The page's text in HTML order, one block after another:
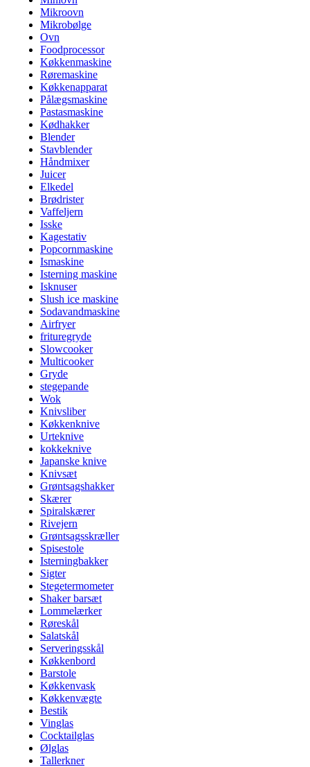
Mikroovn
Mikrobølge
Ovn
Foodprocessor
Køkkenmaskine
Røremaskine
Køkkenapparat
Pålægsmaskine
Pastasmaskine
Kødhakker
Blender
Stavblender
Håndmixer
Juicer
Elkedel
Brødrister
Vaffeljern
Isske
Kagestativ
Popcornmaskine
Ismaskine
Isterning maskine
Isknuser
Slush ice maskine
Sodavandmaskine
Airfryer
frituregryde
Slowcooker
Multicooker
Gryde
stegepande
Wok
Knivsliber
Køkkenknive
Urteknive
kokkeknive
Japanske knive
Knivsæt
Grøntsagshakker
Skærer
Spiralskærer
Rivejern
Grøntsagsskræller
Spisestole
Isterningbakker
Sigter
Stegetermometer
Shaker barsæt
Lommelærker
Røreskål
Salatskål
Serveringsskål
Køkkenbord
Barstole
Køkkenvask
Køkkenvægte
Bestik
Vinglas
Cocktailglas
Ølglas
Tallerkner